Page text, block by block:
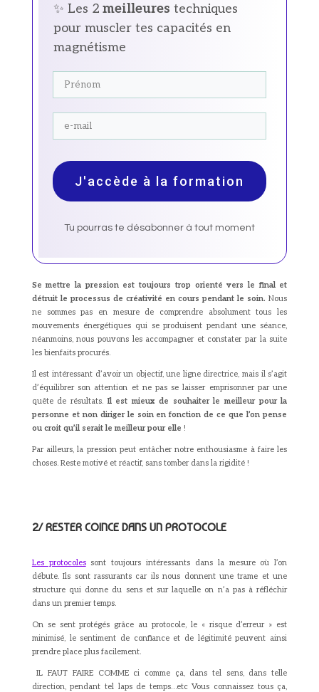
✨ Les 2 meilleures techniques
pour muscler tes capacités en
magnétisme
J'accède à la formation
Tu pourras te désabonner à tout moment
Se mettre la pression est toujours trop orienté vers le final et
détruit le processus de créativité en cours pendant le soin. Nous
ne sommes pas en mesure de comprendre absolument tous les
mouvements énergétiques qui se produisent pendant une séance,
néanmoins, nous pouvons les accompagner et constater par la suite
les bienfaits procurés.
Il est intéressant d’avoir un objectif, une ligne directrice, mais il s’agit
d’équilibrer son attention et ne pas se laisser emprisonner par une
quête de résultats. Il est mieux de souhaiter le meilleur pour la
personne et non diriger le soin en fonction de ce que l’on pense
ou croit qu’il serait le meilleur pour elle !
Par ailleurs, la pression peut entâcher notre enthousiasme à faire les
choses. Reste motivé et réactif, sans tomber dans la rigidité !
2/ RESTER COINCE DANS UN PROTOCOLE
Les protocolessont toujours intéressants dans la mesure où l’on
débute. Ils sont rassurants car ils nous donnent une trame et une
structure qui donne du sens et sur laquelle on n’a pas à réfléchir
dans un premier temps.
On se sent protégés grâce au protocole, le « risque d’erreur » est
minimisé, le sentiment de confiance et de légitimité peuvent ainsi
prendre place plus facilement.
IL FAUT FAIRE COMME ci comme ça, dans tel sens, dans telle
direction, pendant tel laps de temps…etc Vous connaissez tous ça,